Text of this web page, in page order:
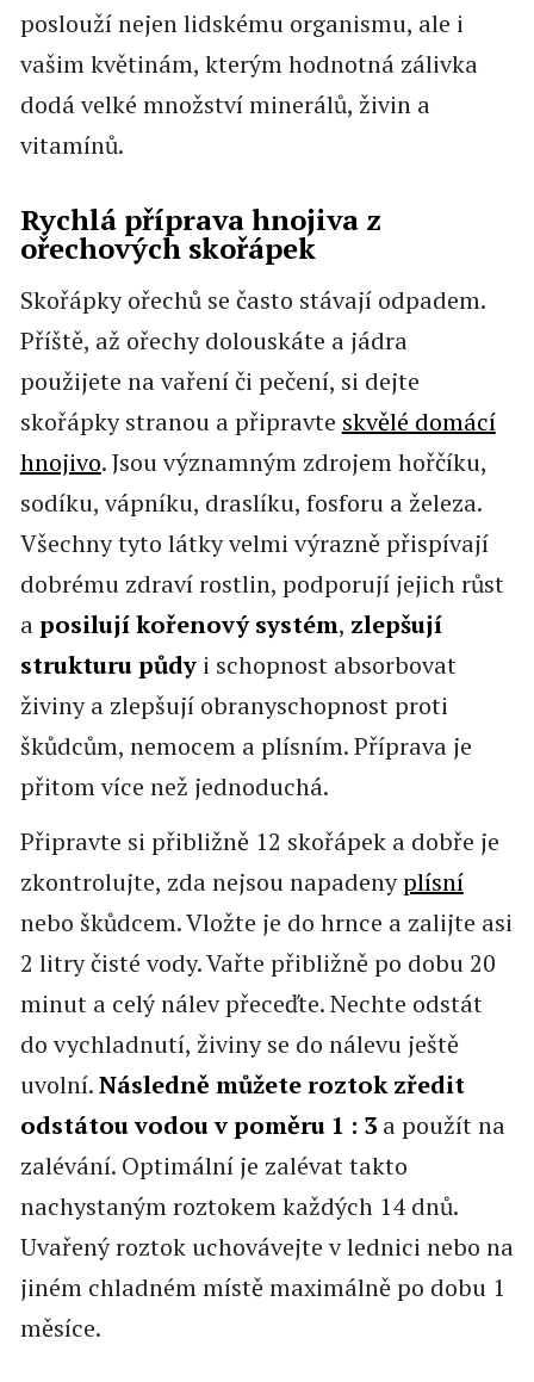
poslouží nejen lidskému organismu, ale i
vašim květinám, kterým hodnotná zálivka
dodá velké množství minerálů, živin a
vitamínů.
Rychlá příprava hnojiva z
ořechových skořápek
Skořápky ořechů se často stávají odpadem.
Příště, až ořechy dolouskáte a jádra
použijete na vaření či pečení, si dejte
skořápky stranou a připravte skvělé domácí
hnojivo. Jsou významným zdrojem hořčíku,
sodíku, vápníku, draslíku, fosforu a železa.
Všechny tyto látky velmi výrazně přispívají
dobrému zdraví rostlin, podporují jejich růst
aposilují kořenový systém, zlepšují
strukturu půdyi schopnost absorbovat
živiny a zlepšují obranyschopnost proti
škůdcům, nemocem a plísním. Příprava je
přitom více než jednoduchá.
Připravte si přibližně 12 skořápek a dobře je
zkontrolujte, zda nejsou napadenyplísní
nebo škůdcem. Vložte je do hrnce a zalijte asi
2 litry čisté vody. Vařte přibližně po dobu 20
minut a celý nálev přeceďte. Nechte odstát
do vychladnutí, živiny se do nálevu ještě
uvolní.Následně můžete roztok zředit
odstátou vodou v poměru 1 : 3a použít na
zalévání. Optimální je zalévat takto
nachystaným roztokem každých 14 dnů.
Uvařený roztok uchovávejte v lednici nebo na
jiném chladném místě maximálně po dobu 1
měsíce.